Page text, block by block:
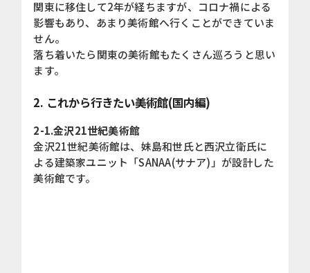
関東に移住して2年が経ちますが、コロナ禍による
影響もあり、あまり美術館へ行くことができていま
せん。
落ち着いたら関東の美術館もたくさん巡ろうと思い
ます。
2. これから行きたい美術館(国内編)
2-1.金沢21世紀美術館
金沢21世紀美術館は、妹島和世氏と西沢立衛氏に
よる建築家ユニット「SANAA(サナア)」が設計した
美術館です。